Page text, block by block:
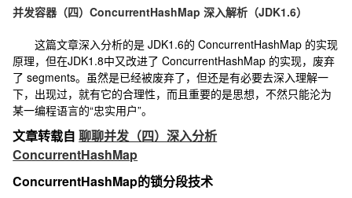
并发容器（四）ConcurrentHashMap 深入解析（JDK1.6）
这篇文章深入分析的是 JDK1.6的 ConcurrentHashMap 的实现
原理，但在JDK1.8中又改进了 ConcurrentHashMap 的实现，废弃
了 segments。虽然是已经被废弃了，但还是有必要去深入理解一
下，出现过，就有它的合理性，而且重要的是思想，不然只能沦为
某一编程语言的“忠实用户”。
文章转载自聊聊并发（四）深入分析
ConcurrentHashMap
ConcurrentHashMap的锁分段技术